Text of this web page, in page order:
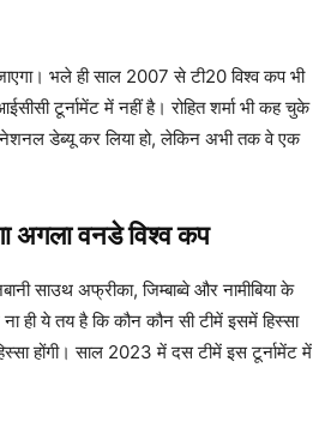
भले ही साल 2007 से टी20 विश्व कप भी
टूर्नामेंट में नहीं है। रोहित शर्मा भी कह चुके
डेब्यू कर लिया हो, लेकिन अभी तक वे एक
अगला वनडे विश्व कप
साउथ अफ्रीका, जिम्बाब्वे और नामीबिया के
ही ये तय है कि कौन कौन सी टीमें इसमें हिस्सा
होंगी। साल 2023 में दस टीमें इस टूर्नामेंट में